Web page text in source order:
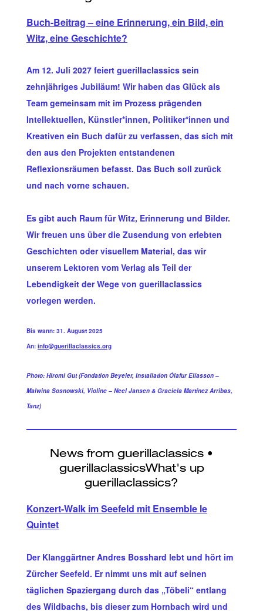
Buch-Beitrag – eine Erinnerung, ein Bild, ein
Witz, eine Geschichte?
Am 12. Juli 2027 feiert guerillaclassics sein
zehnjähriges Jubiläum! Wir haben das Glück als
Team gemeinsam mit im Prozess prägenden
Intellektuellen, Künstler*innen, Politiker*innen und
Kreativen ein Buch dafür zu verfassen, das sich mit
den aus den Projekten entstandenen
Reflexionsräumen befasst. Das Buch soll zurück
und nach vorne schauen.
Es gibt auch Raum für Witz, Erinnerung und Bilder.
Wir freuen uns über die Zusendung von erlebten
Geschichten oder visuellem Material, das wir
unserem Lektoren vom Verlag als Teil der
Lebendigkeit der Wege von guerillaclassics
vorlegen werden.
Bis wann: 31. August 2025
An: info@guerillaclassics.org
Photo: Hiromi Gut (Fondation Beyeler, Installation Ólafur Elíasson –
Malwina Sosnowski, Violine – Neel Jansen & Graciela Martínez Arribas,
Tanz)
Konzert-Walk im Seefeld mit Ensemble le
Quintet
Der Klanggärtner Andres Bosshard lebt und hört im
Zürcher Seefeld. Er nimmt uns mit auf seinen
täglichen Spaziergang durch das „Töbeli“ entlang
des Wildbachs, bis dieser zum Hornbach wird und